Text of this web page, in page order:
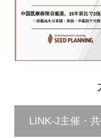
LINK-J主催・